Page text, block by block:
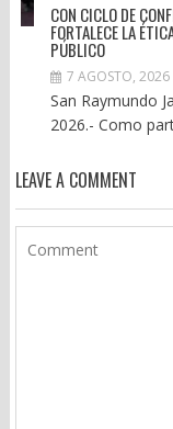
CON CICLO DE
FORTALECE LA
PÚBLICO
7 AGOSTO, 2026
San Raymundo
2026.- Como
LEAVE A COMMENT